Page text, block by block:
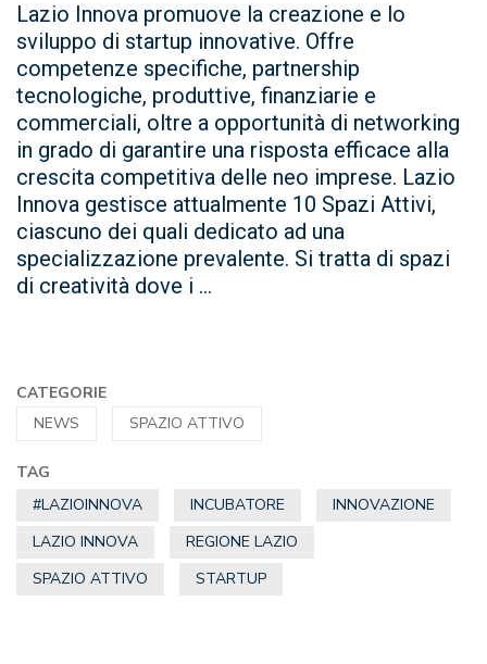
Lazio Innova promuove la creazione e lo
sviluppo di startup innovative. Offre
competenze specifiche, partnership
tecnologiche, produttive, finanziarie e
commerciali, oltre a opportunità di networking
in grado di garantire una risposta efficace alla
crescita competitiva delle neo imprese. Lazio
Innova gestisce attualmente 10 Spazi Attivi,
ciascuno dei quali dedicato ad una
specializzazione prevalente. Si tratta di spazi
di creatività dove i ...
CATEGORIE
NEWS
SPAZIO ATTIVO
TAG
#LAZIOINNOVA
INCUBATORE
INNOVAZIONE
LAZIO INNOVA
REGIONE LAZIO
SPAZIO ATTIVO
STARTUP